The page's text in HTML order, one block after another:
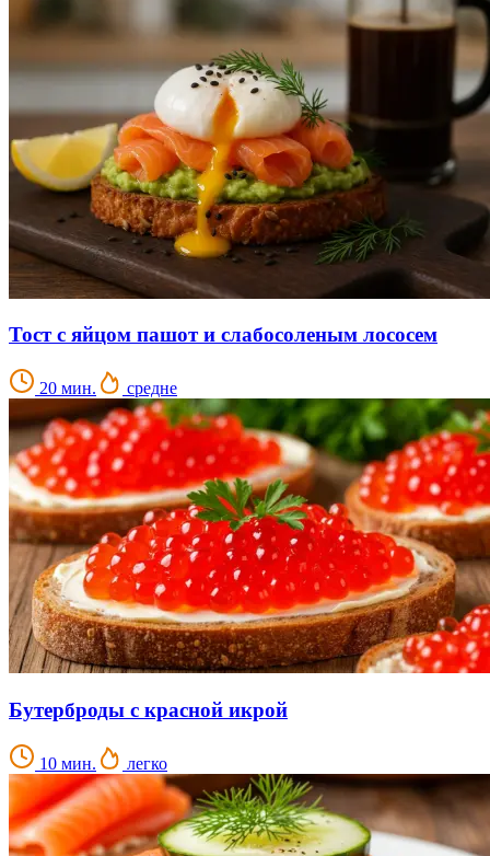
Тост с яйцом пашот и слабосоленым лососем
20 мин. средне
Бутерброды с красной икрой
10 мин. легко